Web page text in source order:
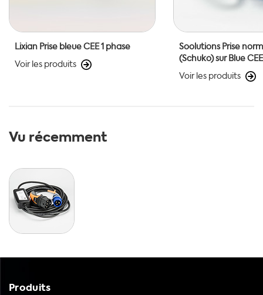
Lixian Prise bleue CEE 1 phase
Voir les produits
Soolutions Prise
(Schuko) sur Blue
Voir les produits
Vu récemment
Produits